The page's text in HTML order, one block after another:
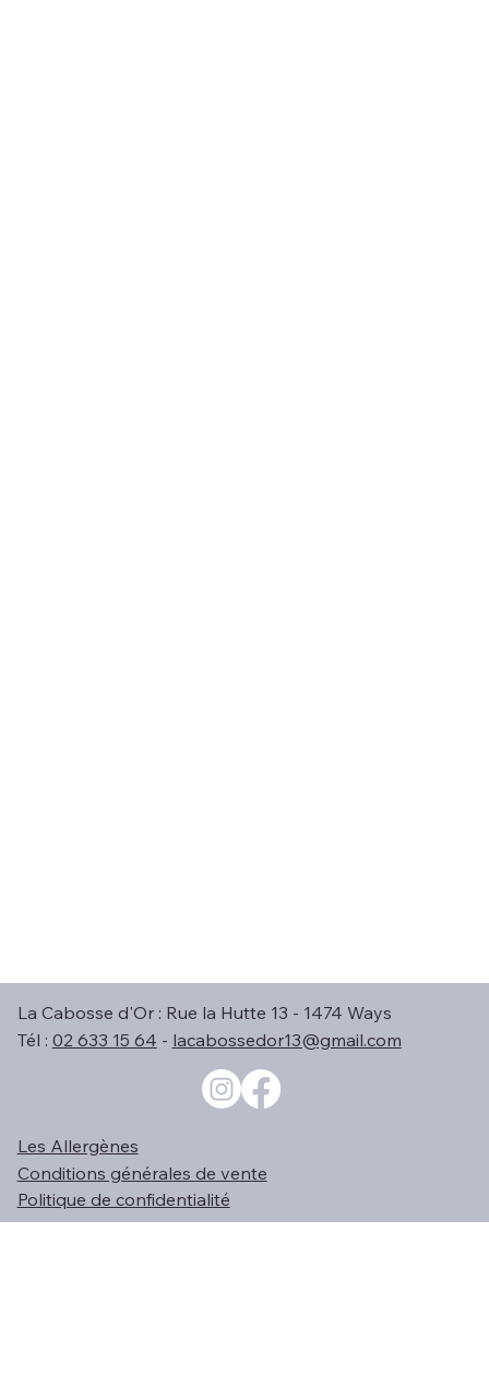
La Cabosse d'Or : Rue la Hutte 13 - 1474 Ways
Tél : 02 633 15 64 - lacabossedor13@gmail.com
Les Allergènes
Conditions générales de vente
Politique de confidentialité